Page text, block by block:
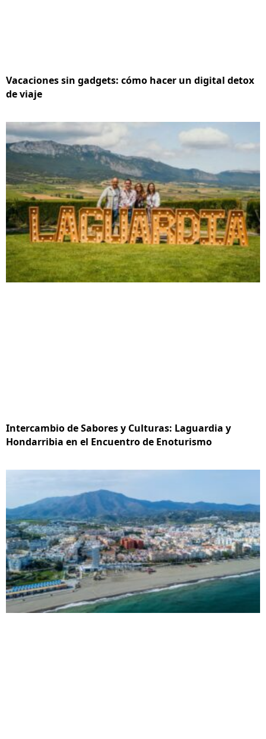
Vacaciones sin gadgets: cómo hacer un digital detox
de viaje
Intercambio de Sabores y Culturas: Laguardia y
Hondarribia en el Encuentro de Enoturismo